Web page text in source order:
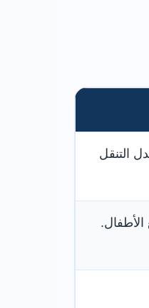
التنقل